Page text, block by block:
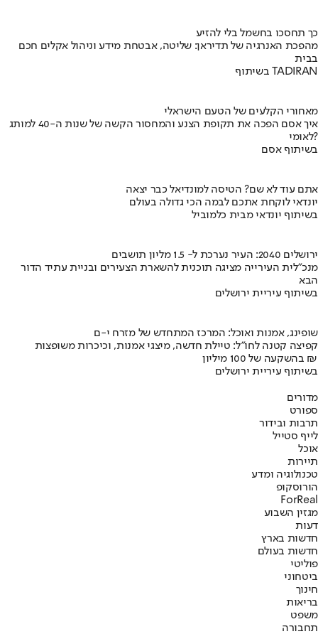
כך תחסכו בחשמל בלי להזיע
מהפכת האנרגיה של תדיראן: שליטה, אבטחת מידע וניהול אקלים חכם
בבית
בשיתוף TADIRAN
מאחורי הקלעים של הטעם הישראלי
איך אסם הפכה את תקופת הצנע והמחסור הקשה של שנות ה-40 למותג
לאומי?
בשיתוף אסם
אתם עוד לא שם? הטיסה למונדיאל כבר יצאה
יונדאי לוקחת אתכם לבמה הכי גדולה בעולם
בשיתוף יונדאי מבית כלמוביל
ירושלים 2040: העיר נערכת ל- 1.5 מליון תושבים
מנכ"לית העירייה מציגה תוכנית להשארת הצעירים ובניית עתיד הדור
הבא
בשיתוף עיריית ירושלים
שופינג, אמנות ואוכל: המרכז המתחדש של מזרח י-ם
קפיצה קטנה לחו"ל: טיילת חדשה, מיצגי אמנות, וכיכרות משופצות
בהשקעה של 100 מיליון ₪
בשיתוף עיריית ירושלים
מדורים
ספורט
תרבות ובידור
לייף סטייל
אוכל
תיירות
טכנולוגיה ומדע
הורוסקופ
ForReal
מגזין השבוע
דעות
חדשות בארץ
חדשות בעולם
פוליטי
ביטחוני
חינוך
בריאות
משפט
תחבורה